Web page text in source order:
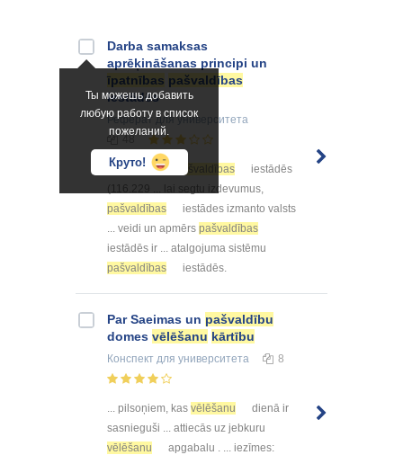
Ты можешь добавить
любую работу в список
пожеланий.
Круто!
Darba samaksas
aprēķināšanas principi un
īpatnības pašvaldības
iestādēs
Реферат для университета
... ,8 % strādā pašvaldības
iestādēs
(116.229 ... lai segtu izdevumus,
pašvaldības
iestādes izmanto valsts
... veidi un apmērs pašvaldības
iestādēs ir ... atalgojuma sistēmu
pašvaldības
iestādēs.
Par Saeimas un pašvaldību
domes vēlēšanu kārtību
Конспект для университета 8
... pilsoņiem, kas vēlēšanu
dienā ir
sasnieguši ... attiecās uz jebkuru
vēlēšanu
apgabalu . ... iezīmes: